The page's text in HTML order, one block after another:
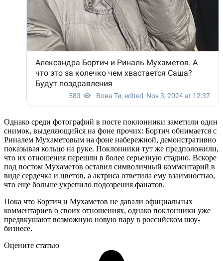
Однако среди фотографий в посте поклонники заметили один
снимок, выделяющийся на фоне прочих: Бортич обнимается с
Риналем Мухаметовым на фоне набережной, демонстративно
показывая кольцо на руке. Поклонники тут же предположили,
что их отношения перешли в более серьезную стадию. Вскоре
под постом Мухаметов оставил символичный комментарий в
виде сердечка и цветов, а актриса ответила ему взаимностью,
что еще больше укрепило подозрения фанатов.
Пока что Бортич и Мухаметов не давали официальных
комментариев о своих отношениях, однако поклонники уже
предвкушают возможную новую пару в российском шоу-
бизнесе.
Оцените статью